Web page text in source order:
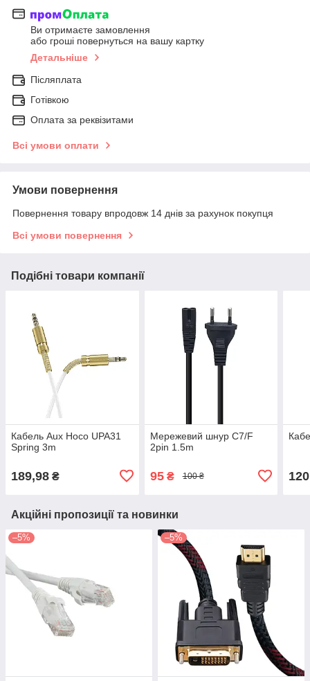
Ви отримаєте замовлення
або гроші повернуться на вашу картку
Детальніше
Післяплата
Готівкою
Оплата за реквізитами
Всі умови оплати
Умови повернення
Повернення товару впродовж 14 днів за рахунок покупця
Всі умови повернення
Подібні товари компанії
Кабель Aux Hoco UPA31
Spring 3m
189,98 ₴
Мережевий шнур C7/F
2pin 1.5m
95₴ 100 ₴ 120
Акційні пропозиції та новинки
–5% –5%